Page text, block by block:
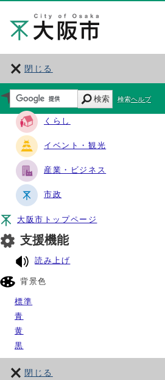
閉じる
サイト・ナビ
くらし
イベント・観光
産業・ビジネス
市政
大阪市トップページ
支援機能
読み上げ
背景色
標準
青
黄
黒
閉じる
検索 検索ヘルプ